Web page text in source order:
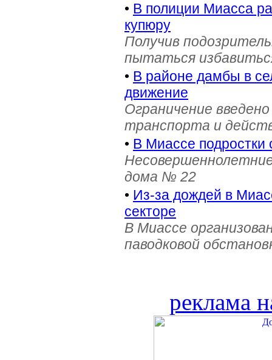
• В полиции Миасса
купюру
Получив
пытаться
• В районе дамбы в
движение
Ограничение
транспорта и
• В Миассе подростки
дома № 22
• Из-за дождей в
секторе
В Миассе
паводковой
реклама